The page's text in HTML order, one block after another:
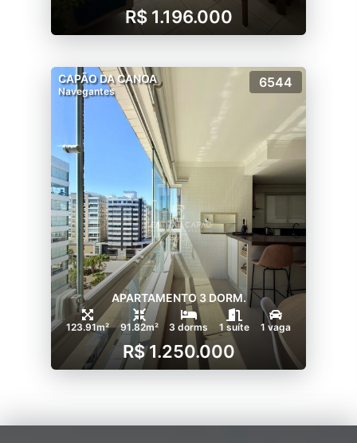
R$ 1.196.000
CAPÃO DA CANOA
Navegantes
6544
APARTAMENTO 3 DORM.
123.91m² 91.82m² 3 dorms 1 suíte 1 vaga
R$ 1.250.000